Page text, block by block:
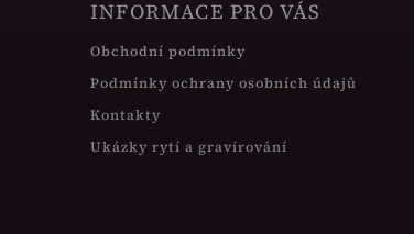
INFORMACE PRO VÁS
Obchodní podmínky
Podmínky ochrany osobních údajů
Kontakty
Ukázky rytí a gravírování